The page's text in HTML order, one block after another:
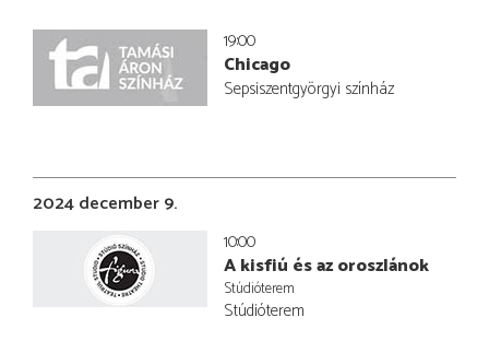
19:00
Chicago
Sepsiszentgyörgyi színház
2024 december 9.
10:00
A kisfiú és az oroszlánok
Stúdióterem
Stúdióterem